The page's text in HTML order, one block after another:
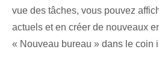
vue des tâches, vous pouvez
actuels et en créer de nouveaux
« Nouveau bureau » dans le coin